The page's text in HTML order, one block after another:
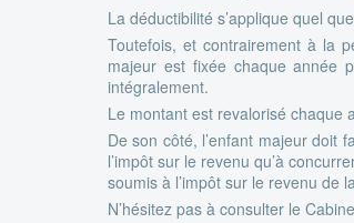
La déductibilité s’applique quel
Toutefois, et contrairement à la
majeur est fixée chaque année
intégralement.
Le montant est revalorisé chaque
De son côté, l’enfant majeur doit
l’impôt sur le revenu qu’à
soumis à l’impôt sur le revenu de
N’hésitez pas à consulter le